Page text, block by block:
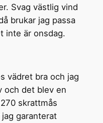
Svag västlig vind
brukar jag passa
inte är onsdag.
vädret bra och jag
och det blev en
skrattmås
garanterat